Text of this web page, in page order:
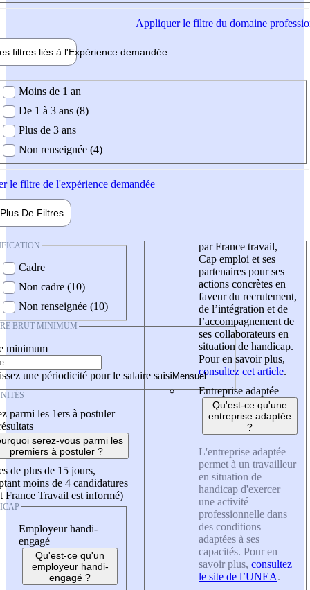
Appliquerle filtre du domaine
filtres liés à l'Expérience demandée
demandée
Moins de 1 an
De 1 à 3 ans (8)
Plus de 3 ans
Non renseignée (4)
le filtre de l'expérience demandée
Plus De Filtres
Cadre
Non cadre (10)
Non renseignée (10)
BRUT MINIMUM
minimum
une périodicité pour le salaire saisi
parmi les 1ers à postuler
serez-vous parmi les
premiers à postuler ?
de plus de 15 jours,
moins de 4 candidatures
France Travail est informé)
Employeur handi-
engagé
Qu'est-ce qu'un
employeur handi-
engagé ?
par France travail,
Cap emploi et ses
partenaires pour ses
actions concrètes en
faveur du recrutement,
de l’intégration et de
l’accompagnement de
ses collaborateurs en
situation de handicap.
Pour en savoir plus,
consultez cet article.
Entreprise adaptée
Qu'est-ce qu'une
entreprise adaptée
?
L'entreprise adaptée
permet à un travailleur
en situation de
handicap d'exercer
une activité
professionnelle dans
des conditions
adaptées à ses
capacités. Pour en
savoir plus, consultez
le site de l’UNEA.